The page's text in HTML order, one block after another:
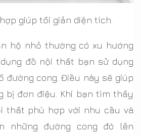
giúp tối giản diện tích.
hộ nhỏ thường có xu hướng
đồ nội thất bạn sử dụng
đường cong. Điều này sẽ giúp
bị đơn điệu. Khi bạn tìm thấy
thất phù hợp với nhu cầu và
những đường cong đó lên